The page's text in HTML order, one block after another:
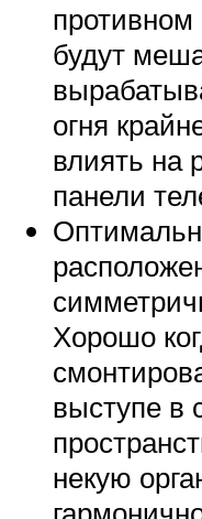
противном
будут
огня
влиять на
панели
Хорошо
выступе в
некую